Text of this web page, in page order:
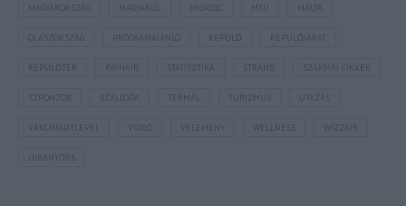
MTÜ MÁLTA
REPÜLŐJÁRAT
REPÜLŐTÉR STATISZTIKA STRAND
TERMÁL TURIZMUS UTAZÁS
VAKCINAÚTLEVÉL
ÚJRANYITÁS